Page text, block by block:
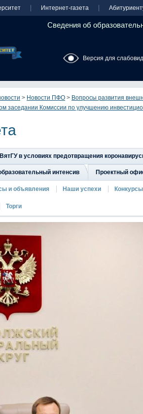
Интернет-газета
Сведения об
Версия для
> Новости ПФО > Вопросы развития
заседании Комиссии по улучшению
в условиях предотвращения
интенсив Проектный
и объявления Наши успехи
Торги